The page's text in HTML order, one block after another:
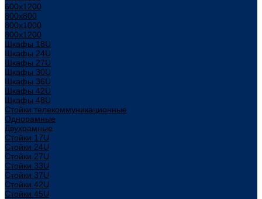
600х1200
800x800
800х1000
800х1200
Шкафы 18U
Шкафы 24U
Шкафы 27U
Шкафы 30U
Шкафы 36U
Шкафы 42U
Шкафы 48U
Стойки телекоммуникационные
Однорамные
Двухрамные
Стойки 17U
Стойки 24U
Стойки 27U
Стойки 33U
Стойки 37U
Стойки 42U
Стойки 45U